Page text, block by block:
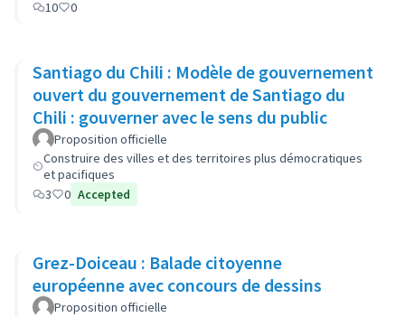
10
0
Santiago du Chili : Modèle de gouvernement
ouvert du gouvernement de Santiago du
Chili : gouverner avec le sens du public
Proposition officielle
Construire des villes et des territoires plus démocratiques
et pacifiques
3
0 Accepted
Grez-Doiceau : Balade citoyenne
européenne avec concours de dessins
Proposition officielle